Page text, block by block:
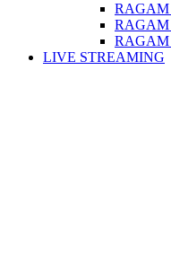
RAGAM
RAGAM
LIVE STREAMING